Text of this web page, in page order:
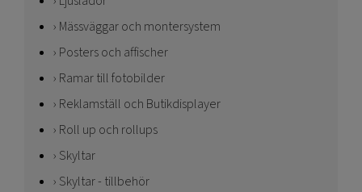
Mässväggar och montersystem
Posters och affischer
Ramar till fotobilder
Reklamställ och Butikdisplayer
Roll up och rollups
Skyltar
Skyltar - tillbehör